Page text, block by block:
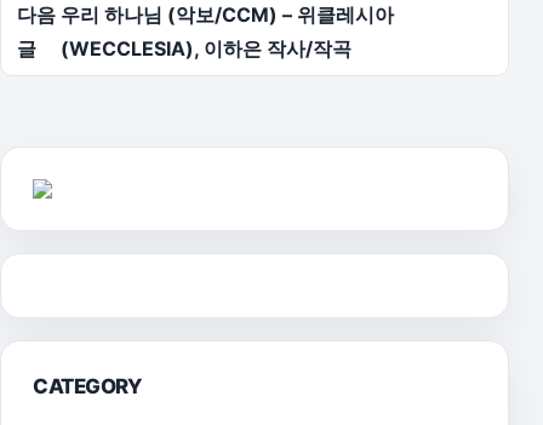
다음
글
우리 하나님 (악보/CCM) – 위클레시아
(WECCLESIA), 이하은 작사/작곡
CATEGORY